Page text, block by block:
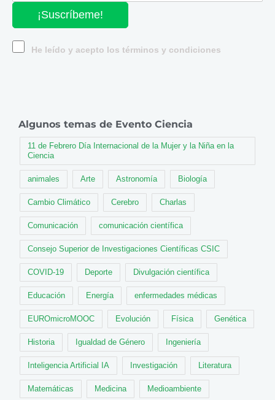
¡Suscríbeme!
He leído y acepto los términos y condiciones
Algunos temas de Evento Ciencia
11 de Febrero Día Internacional de la Mujer y la Niña en la
Ciencia
animales Arte Astronomía Biología
Cambio Climático Cerebro Charlas
Comunicación comunicación científica
Consejo Superior de Investigaciones Científicas CSIC
COVID-19 Deporte Divulgación científica
Educación Energía enfermedades médicas
EUROmicroMOOC Evolución Física Genética
Historia Igualdad de Género Ingeniería
Inteligencia Artificial IA Investigación Literatura
Matemáticas Medicina Medioambiente